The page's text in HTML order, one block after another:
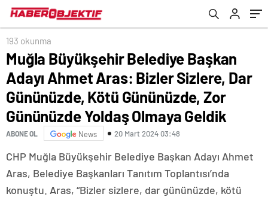
Kötü Gününüzde, Zor Gününüzde Yoldaş
Olmaya Geldik
193 okunma
Muğla Büyükşehir Belediye Başkan
Adayı Ahmet Aras: Bizler Sizlere, Dar
Gününüzde, Kötü Gününüzde, Zor
Gününüzde Yoldaş Olmaya Geldik
ABONE OL News 20 Mart 2024 03:48
CHP Muğla Büyükşehir Belediye Başkan Adayı Ahmet
Aras, Belediye Başkanları Tanıtım Toplantısı’nda
konuştu. Aras, “Bizler sizlere, dar gününüzde, kötü